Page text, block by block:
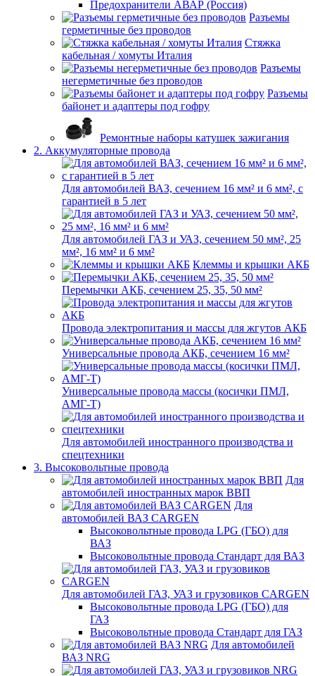
Предохранители АВАР (Россия)
Разъемы
герметичные без проводов
Стяжка
кабельная / хомуты Италия
Разъемы
негерметичные без проводов
Разъемы
байонет и адаптеры под гофру
Ремонтные наборы катушек зажигания
2. Аккумуляторные провода
Для автомобилей ВАЗ, сечением 16 мм² и 6 мм², с
гарантией в 5 лет
Для автомобилей ГАЗ и УАЗ, сечением 50 мм², 25
мм², 16 мм² и 6 мм²
Клеммы и крышки АКБ
Перемычки АКБ, сечением 25, 35, 50 мм²
Провода электропитания и массы для жгутов АКБ
Универсальные провода АКБ, сечением 16 мм²
Универсальные провода массы (косички ПМЛ,
АМГ-Т)
Для автомобилей иностранного производства и
спецтехники
3. Высоковольтные провода
Для
автомобилей иностранных марок ВВП
Для
автомобилей ВАЗ CARGEN
Высоковольтные провода LPG (ГБО) для
ВАЗ
Высоковольтные провода Стандарт для ВАЗ
Для автомобилей ГАЗ, УАЗ и грузовиков CARGEN
Высоковольтные провода LPG (ГБО) для
ГАЗ
Высоковольтные провода Стандарт для ГАЗ
Для автомобилей
ВАЗ NRG